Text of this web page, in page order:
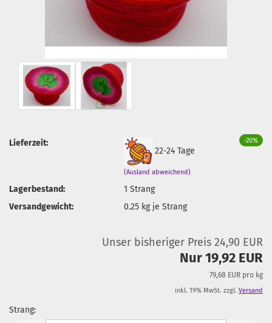
-20%
Lieferzeit:
22-24 Tage
(Ausland abweichend)
Lagerbestand: 1Strang
Versandgewicht:
0.25 kg je Strang
Unser bisheriger Preis 24,90 EUR
Nur 19,92 EUR
79,68 EUR pro kg
inkl. 19% MwSt. zzgl. Versand
Strang: